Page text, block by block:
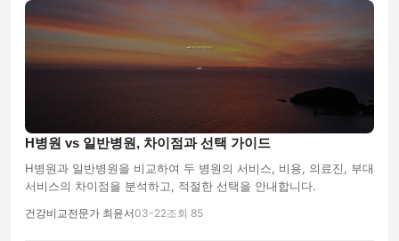
H병원 vs 일반병원, 차이점과 선택 가이드
H병원과 일반병원을 비교하여 두 병원의 서비스, 비용, 의료진, 부대
서비스의 차이점을 분석하고, 적절한 선택을 안내합니다.
건강비교전문가 최윤서03-22조회 85